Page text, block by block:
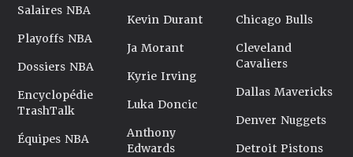
Salaires NBA
Playoffs NBA
Dossiers NBA
Encyclopédie
TrashTalk
Équipes NBA
Kevin Durant
Ja Morant
Kyrie Irving
Luka Doncic
Anthony
Edwards
Chicago Bulls
Cleveland
Cavaliers
Dallas Mavericks
Denver Nuggets
Detroit Pistons